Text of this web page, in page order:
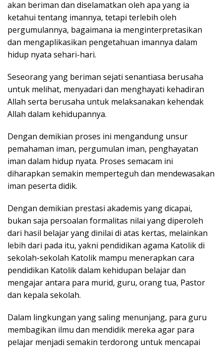
akan beriman dan diselamatkan oleh apa yang ia
ketahui tentang imannya, tetapi terlebih oleh
pergumulannya, bagaimana ia menginterpretasikan
dan mengaplikasikan pengetahuan imannya dalam
hidup nyata sehari-hari.
Seseorang yang beriman sejati senantiasa berusaha
untuk melihat, menyadari dan menghayati kehadiran
Allah serta berusaha untuk melaksanakan kehendak
Allah dalam kehidupannya.
Dengan demikian proses ini mengandung unsur
pemahaman iman, pergumulan iman, penghayatan
iman dalam hidup nyata. Proses semacam ini
diharapkan semakin memperteguh dan mendewasakan
iman peserta didik.
Dengan demikian prestasi akademis yang dicapai,
bukan saja persoalan formalitas nilai yang diperoleh
dari hasil belajar yang dinilai di atas kertas, melainkan
lebih dari pada itu, yakni pendidikan agama Katolik di
sekolah-sekolah Katolik mampu menerapkan cara
pendidikan Katolik dalam kehidupan belajar dan
mengajar antara para murid, guru, orang tua, Pastor
dan kepala sekolah.
Dalam lingkungan yang saling menunjang, para guru
membagikan ilmu dan mendidik mereka agar para
pelajar menjadi semakin terdorong untuk mencapai